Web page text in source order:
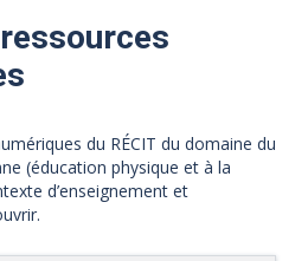
du RÉCIT du domaine du
(éducation physique et à la
d’enseignement et